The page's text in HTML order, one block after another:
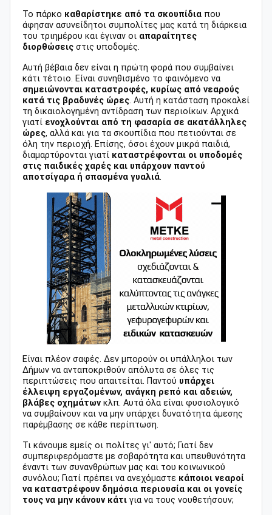
Το πάρκο καθαρίστηκε από τα σκουπίδια που
άφησαν ασυνείδητοι συμπολίτες μας κατά τη διάρκεια
του τριημέρου και έγιναν οι απαραίτητες
διορθώσεις στις υποδομές.
Αυτή βέβαια δεν είναι η πρώτη φορά που συμβαίνει
κάτι τέτοιο. Είναι συνηθισμένο το φαινόμενο να
σημειώνονται καταστροφές, κυρίως από νεαρούς
κατά τις βραδυνές ώρες. Αυτή η κατάσταση προκαλεί
τη δικαιολογημένη αντίδραση των περιοίκων. Αρχικά
γιατί ενοχλούνται από τη φασαρία σε ακατάλληλες
ώρες, αλλά και για τα σκουπίδια που πετιούνται σε
όλη την περιοχή. Επίσης, όσοι έχουν μικρά παιδιά,
διαμαρτύρονται γιατί καταστρέφονται οι υποδομές
στις παιδικές χαρές και υπάρχουν παντού
αποτσίγαρα ή σπασμένα γυαλιά.
Είναι πλέον σαφές. Δεν μπορούν οι υπάλληλοι των
Δήμων να ανταποκριθούν απόλυτα σε όλες τις
περιπτώσεις που απαιτείται. Παντού υπάρχει
έλλειψη εργαζομένων, ανάγκη ρεπό και αδειών,
βλάβες οχημάτων κλπ. Αυτά όλα είναι φυσιολογικό
να συμβαίνουν και να μην υπάρχει δυνατότητα άμεσης
παρέμβασης σε κάθε περίπτωση.
Τι κάνουμε εμείς οι πολίτες γι' αυτό; Γιατί δεν
συμπεριφερόμαστε με σοβαρότητα και υπευθυνότητα
έναντι των συνανθρώπων μας και του κοινωνικού
συνόλου; Γιατί πρέπει να ανεχόμαστε κάποιοι νεαροί
να καταστρέφουν δημόσια περιουσία και οι γονείς
τους να μην κάνουν κάτι για να τους νουθετήσουν;